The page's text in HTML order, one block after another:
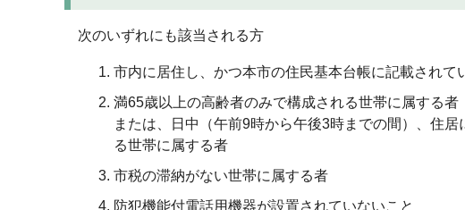
次のいずれにも該当される方
市内に居住し、かつ本市の住民基本台帳に記載されて
満65歳以上の高齢者のみで構成される世帯に属する者
または、日中（午前9時から午後3時までの間）、住
る世帯に属する者
市税の滞納がない世帯に属する者
防犯機能付電話用機器が設置されていないこと